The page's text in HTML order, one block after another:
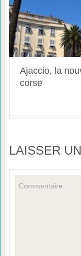
Ajaccio, la
corse
LAISSER